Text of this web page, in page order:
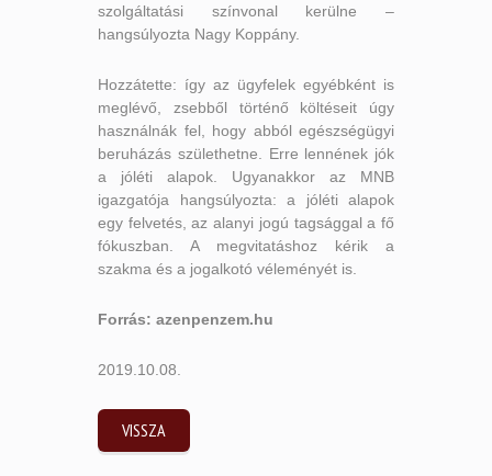
szolgáltatási színvonal kerülne –
hangsúlyozta Nagy Koppány.
Hozzátette: így az ügyfelek egyébként is
meglévő, zsebből történő költéseit úgy
használnák fel, hogy abból egészségügyi
beruházás születhetne. Erre lennének jók
a jóléti alapok. Ugyanakkor az MNB
igazgatója hangsúlyozta: a jóléti alapok
egy felvetés, az alanyi jogú tagsággal a fő
fókuszban. A megvitatáshoz kérik a
szakma és a jogalkotó véleményét is.
Forrás: azenpenzem.hu
2019.10.08.
VISSZA